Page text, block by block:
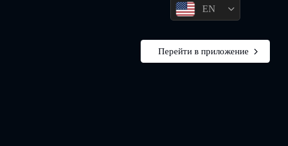
EN
Перейти в приложение